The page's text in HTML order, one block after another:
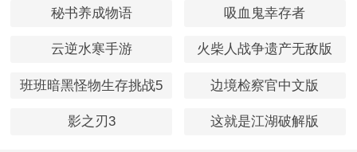
秘书养成物语 吸血鬼幸存者
云逆水寒手游 火柴人战争遗产无敌版
班班暗黑怪物生存挑战5 边境检察官中文版
影之刃3 这就是江湖破解版